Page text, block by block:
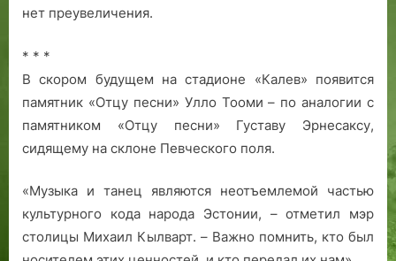
нет преувеличения.
* * *
В скором будущем на стадионе «Калев» появится
памятник «Отцу песни» Улло Тооми – по аналогии с
памятником «Отцу песни» Густаву Эрнесаксу,
сидящему на склоне Певческого поля.
«Музыка и танец являются неотъемлемой частью
культурного кода народа Эстонии, – отметил мэр
столицы Михаил Кылварт. – Важно помнить, кто был